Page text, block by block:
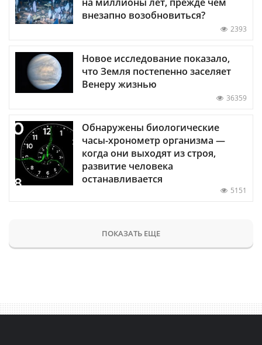
внезапно возобновиться?
2393
Новое исследование показало,
что Земля постепенно заселяет
Венеру жизнью
36359
Обнаружены биологические
часы-хронометр организма —
когда они выходят из строя,
развитие человека
останавливается
5151
ПОКАЗАТЬ ЕЩЕ